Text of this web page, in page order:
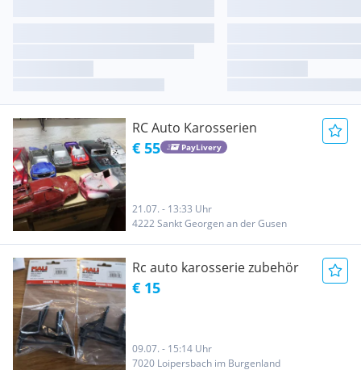
RC Auto Karosserien
€ 55 PayLivery
21.07. - 13:33 Uhr
4222 Sankt Georgen an der Gusen
Rc auto karosserie zubehör
€ 15
09.07. - 15:14 Uhr
7020 Loipersbach im Burgenland